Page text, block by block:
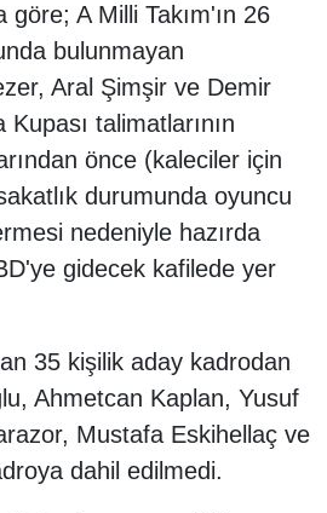
göre; A Milli Takım'ın 26
bulunmayan
Aral Şimşir ve Demir
talimatlarının
önce (kaleciler için
durumunda oyuncu
nedeniyle hazırda
gidecek kafilede yer
35 kişilik aday kadrodan
Ahmetcan Kaplan, Yusuf
Mustafa Eskihellaç ve
dahil edilmedi.